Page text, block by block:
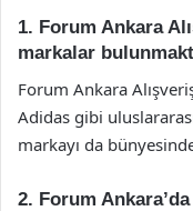
1. Forum Ankara
markalar
Forum Ankara
Adidas gibi
markayı da
2. Forum